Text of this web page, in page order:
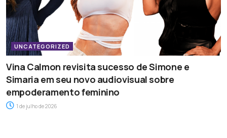
UNCATEGORIZED
Vina Calmon revisita sucesso de Simone e
Simaria em seu novo audiovisual sobre
empoderamento feminino
1 de julho de 2026